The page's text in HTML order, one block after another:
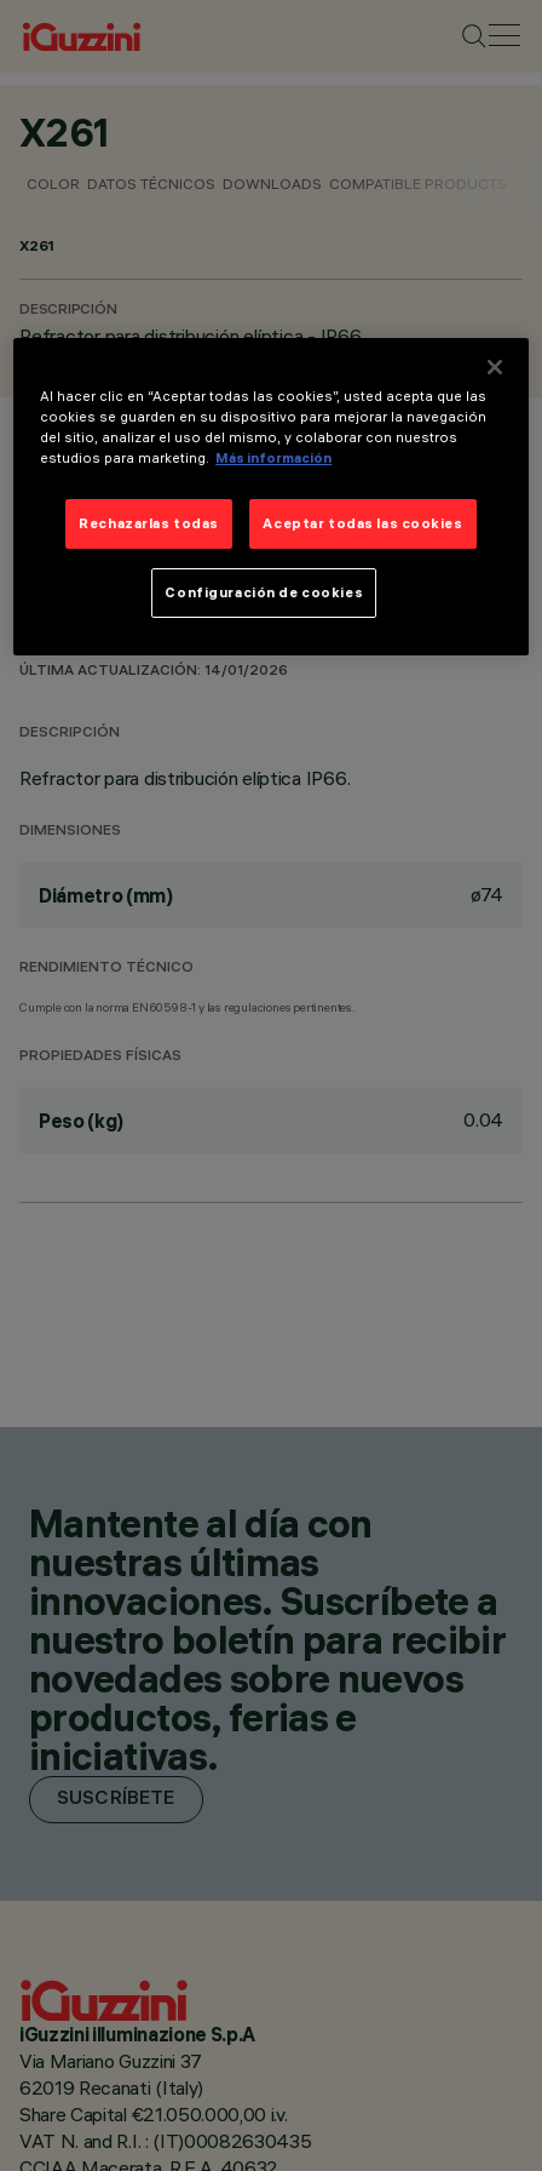
X261
COLOR DATOS TÉCNICOS DOWNLOADS COMPATIBLE PRODUCTS
X261
DESCRIPCIÓN
Refractor para distribución elíptica - IP66
COLOR
ÚLTIMA ACTUALIZACIÓN: 14/01/2026
DESCRIPCIÓN
Refractor para distribución elíptica IP66.
DIMENSIONES
Diámetro (mm) ø74
RENDIMIENTO TÉCNICO
Cumple con la norma EN60598-1 y las regulaciones pertinentes.
PROPIEDADES FÍSICAS
Peso (kg) 0.04
Mantente al día con
nuestras últimas
innovaciones. Suscríbete a
nuestro boletín para recibir
novedades sobre nuevos
productos, ferias e
iniciativas.
SUSCRÍBETE
iGuzzini illuminazione S.p.A
Via Mariano Guzzini 37
62019 Recanati (Italy)
Share Capital €21.050.000,00 i.v.
VAT N. and R.I. : (IT)00082630435
Al hacer clic en “Aceptar todas las cookies”, usted acepta que las
cookies se guarden en su dispositivo para mejorar la navegación
del sitio, analizar el uso del mismo, y colaborar con nuestros
estudios para marketing.
Más información
Rechazarlas todas Aceptar todas las cookies
Configuración de cookies